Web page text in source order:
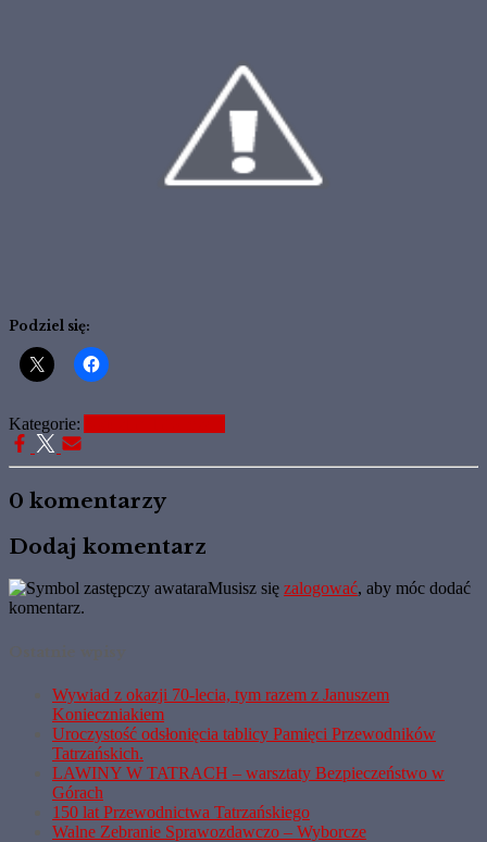
Podziel się:
Kategorie:
0 komentarzy
Dodaj komentarz
Musisz się zalogować, aby móc dodać
komentarz.
Wywiad z okazji 70-lecia, tym razem z Januszem
Konieczniakiem
Uroczystość odsłonięcia tablicy Pamięci Przewodników
Tatrzańskich.
LAWINY W TATRACH – warsztaty Bezpieczeństwo w
Górach
150 lat Przewodnictwa Tatrzańskiego
Walne Zebranie Sprawozdawczo – Wyborcze